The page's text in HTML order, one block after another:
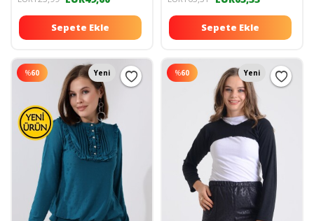
Sepete Ekle Sepete Ekle
%60 Yeni %60 Yeni